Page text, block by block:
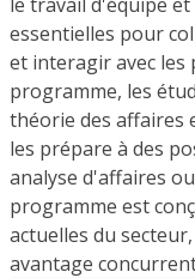
essentielles pour
et interagir avec les
programme, les
théorie des affaires
les prépare à des
analyse d'affaires
programme est
actuelles du
avantage